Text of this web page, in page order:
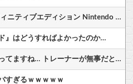
『ゼノブレイド ディフィニティブエディション Nintendo Switch 2 Edition』3,713 本
』はどうすればよかったのか…
【ウマ娘】これは掛かってますね… トレーナーが無事だといいのですが…
すぎるｗｗｗｗｗ